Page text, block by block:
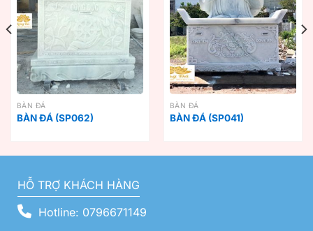
BÀN ĐÁ
BÀN ĐÁ (SP062)
BÀN ĐÁ
BÀN ĐÁ (SP041)
HỖ TRỢ KHÁCH HÀNG
Hotline: 0796671149